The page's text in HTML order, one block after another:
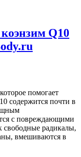
Q10
помогает
содержится почти в
с повреждающими
свободные радикалы,
вмешиваются в